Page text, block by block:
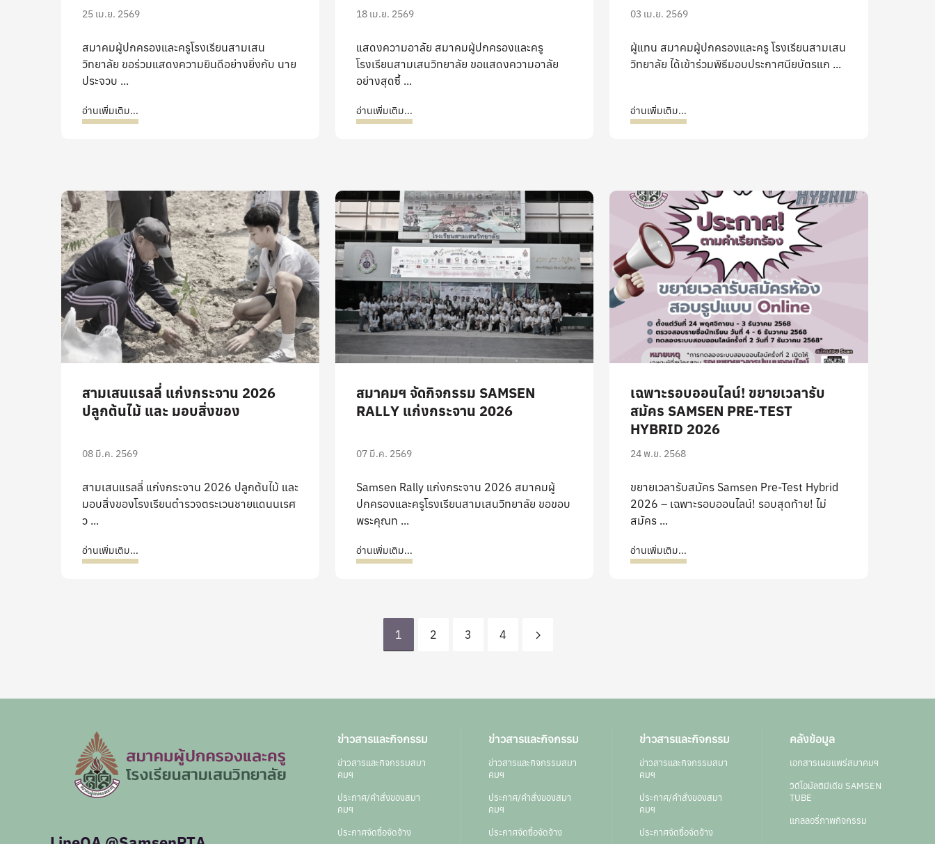
25 เม.ย. 2569
สมาคมผู้ปกครองและครูโรงเรียนสามเสน
วิทยาลัย ขอร่วมแสดงความยินดีอย่างยิ่งกับ นาย
ประจวบ ...
อ่านเพิ่มเติม...
18 เม.ย. 2569
แสดงความอาลัย สมาคมผู้ปกครองและครู
โรงเรียนสามเสนวิทยาลัย ขอแสดงความอาลัย
อย่างสุดซึ้ ...
อ่านเพิ่มเติม...
03 เม.ย. 2569
ผู้แทน สมาคมผู้ปกครองและครู โรงเรียนสามเสน
วิทยาลัย ได้เข้าร่วมพิธีมอบประกาศนียบัตรแก ...
อ่านเพิ่มเติม...
สามเสนแรลลี่ แก่งกระจาน 2026
ปลูกต้นไม้ และ มอบสิ่งของ
08 มี.ค. 2569
สามเสนแรลลี่ แก่งกระจาน 2026 ปลูกต้นไม้ และ
มอบสิ่งของโรงเรียนตำรวจตระเวนชายแดนนเรศ
ว ...
อ่านเพิ่มเติม...
สมาคมฯ จัดกิจกรรม SAMSEN
RALLY แก่งกระจาน 2026
07 มี.ค. 2569
Samsen Rally แก่งกระจาน 2026 สมาคมผู้
ปกครองและครูโรงเรียนสามเสนวิทยาลัย ขอขอบ
พระคุณท ...
อ่านเพิ่มเติม...
เฉพาะรอบออนไลน์! ขยายเวลารับ
สมัคร SAMSEN PRE-TEST
HYBRID 2026
24 พ.ย. 2568
ขยายเวลารับสมัคร Samsen Pre-Test Hybrid
2026 – เฉพาะรอบออนไลน์! รอบสุดท้าย! ไม่
สมัคร ...
อ่านเพิ่มเติม...
1 2 3 4
ข่าวสารและกิจกรรม
ข่าวสารและกิจกรรมสมา
คมฯ
ประกาศ/คำสั่งของสมา
คมฯ
ประกาศจัดซื้อจัดจ้าง
ข่าวสารและกิจกรรม
ข่าวสารและกิจกรรมสมา
คมฯ
ประกาศ/คำสั่งของสมา
คมฯ
ประกาศจัดซื้อจัดจ้าง
ข่าวสารและกิจกรรม
ข่าวสารและกิจกรรมสมา
คมฯ
ประกาศ/คำสั่งของสมา
คมฯ
ประกาศจัดซื้อจัดจ้าง
คลังข้อมูล
เอกสารเผยแพร่สมาคมฯ
วิดีโอมัลติมีเดีย SAMSEN
TUBE
แกลลอรี่ภาพกิจกรรม